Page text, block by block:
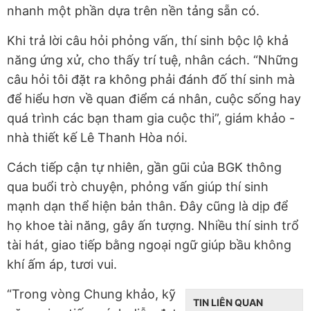
nhanh một phần dựa trên nền tảng sẵn có.
Khi trả lời câu hỏi phỏng vấn, thí sinh bộc lộ khả
năng ứng xử, cho thấy trí tuệ, nhân cách. “Những
câu hỏi tôi đặt ra không phải đánh đố thí sinh mà
để hiểu hơn về quan điểm cá nhân, cuộc sống hay
quá trình các bạn tham gia cuộc thi”, giám khảo -
nhà thiết kế Lê Thanh Hòa nói.
Cách tiếp cận tự nhiên, gần gũi của BGK thông
qua buổi trò chuyện, phỏng vấn giúp thí sinh
mạnh dạn thể hiện bản thân. Đây cũng là dịp để
họ khoe tài năng, gây ấn tượng. Nhiều thí sinh trổ
tài hát, giao tiếp bằng ngoại ngữ giúp bầu không
khí ấm áp, tươi vui.
TIN LIÊN QUAN
“Trong vòng Chung khảo, kỹ